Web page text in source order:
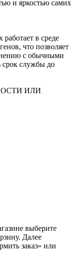
и яркостью самих
в среде
что позволяет
с обычными
срок службы до
ИЛИ
выберите
Далее
заказ» или